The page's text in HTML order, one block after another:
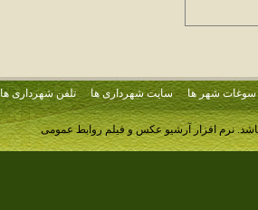
سوغات شهر ها سایت شهرداری ها تلفن شهرداری ها
نرم افزار آرشیو عکس و فیلم روابط عمومی